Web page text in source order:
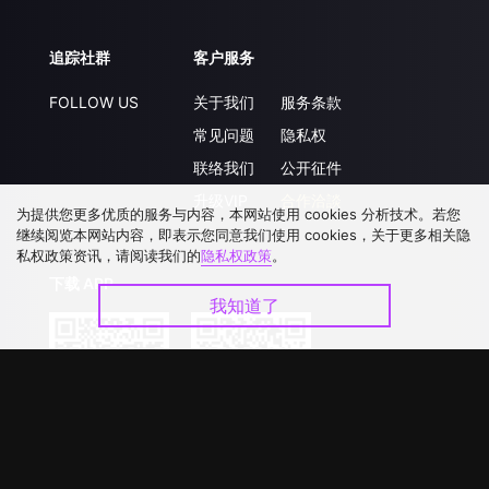
追踪社群
FOLLOW US
客户服务
关于我们
常见问题
联络我们
服务条款
隐私权
公开征件
下载 APP
为提供您更多优质的服务与内容，本网站使用 cookies 分析技术。若您
继续阅览本网站内容，即表示您同意我们使用 cookies，关于更多相关隐
私权政策资讯，请阅读我们的隐私权政策。
我知道了